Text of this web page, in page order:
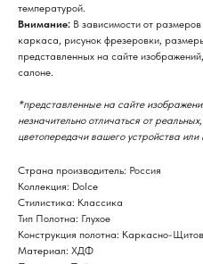
температурой.
Внимание: В зависимости от
каркаса, рисунок фрезеровки,
представленных на сайте
салоне.
*представленные на сайте
незначительно отличаться от
цветопередачи вашего устройства
Страна производитель: Россия
Коллекция: Dolce
Стилистика: Классика
Тип Полотна: Глухое
Конструкция полотна: Каркасно-
Материал: ХДФ